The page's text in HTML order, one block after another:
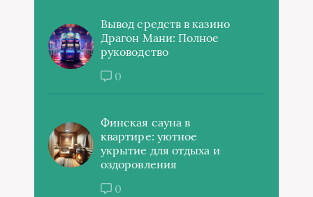
Вывод средств в казино
Драгон Мани: Полное
руководство
0
Финская сауна в
квартире: уютное
укрытие для отдыха и
оздоровления
0